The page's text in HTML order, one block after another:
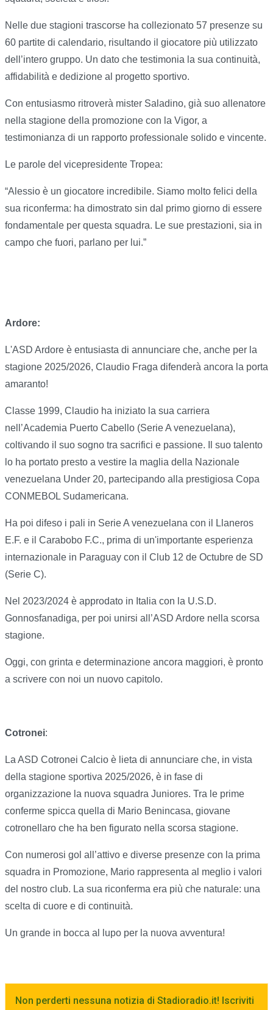
Nelle due stagioni trascorse ha collezionato 57 presenze su
60 partite di calendario, risultando il giocatore più utilizzato
dell’intero gruppo. Un dato che testimonia la sua continuità,
affidabilità e dedizione al progetto sportivo.
Con entusiasmo ritroverà mister Saladino, già suo allenatore
nella stagione della promozione con la Vigor, a
testimonianza di un rapporto professionale solido e vincente.
Le parole del vicepresidente Tropea:
“Alessio è un giocatore incredibile. Siamo molto felici della
sua riconferma: ha dimostrato sin dal primo giorno di essere
fondamentale per questa squadra. Le sue prestazioni, sia in
campo che fuori, parlano per lui.”
Ardore:
L'ASD Ardore è entusiasta di annunciare che, anche per la
stagione 2025/2026, Claudio Fraga difenderà ancora la porta
amaranto!
Classe 1999, Claudio ha iniziato la sua carriera
nell’Academia Puerto Cabello (Serie A venezuelana),
coltivando il suo sogno tra sacrifici e passione. Il suo talento
lo ha portato presto a vestire la maglia della Nazionale
venezuelana Under 20, partecipando alla prestigiosa Copa
CONMEBOL Sudamericana.
Ha poi difeso i pali in Serie A venezuelana con il Llaneros
E.F. e il Carabobo F.C., prima di un'importante esperienza
internazionale in Paraguay con il Club 12 de Octubre de SD
(Serie C).
Nel 2023/2024 è approdato in Italia con la U.S.D.
Gonnosfanadiga, per poi unirsi all’ASD Ardore nella scorsa
stagione.
Oggi, con grinta e determinazione ancora maggiori, è pronto
a scrivere con noi un nuovo capitolo.
Cotronei:
La ASD Cotronei Calcio è lieta di annunciare che, in vista
della stagione sportiva 2025/2026, è in fase di
organizzazione la nuova squadra Juniores. Tra le prime
conferme spicca quella di Mario Benincasa, giovane
cotronellaro che ha ben figurato nella scorsa stagione.
Con numerosi gol all’attivo e diverse presenze con la prima
squadra in Promozione, Mario rappresenta al meglio i valori
del nostro club. La sua riconferma era più che naturale: una
scelta di cuore e di continuità.
Un grande in bocca al lupo per la nuova avventura!
Non perderti nessuna notizia di Stadioradio.it! Iscriviti